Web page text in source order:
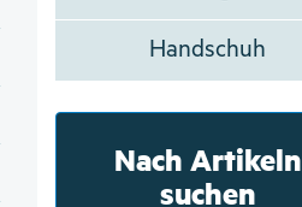
Handschuh
Nach Artikeln
suchen